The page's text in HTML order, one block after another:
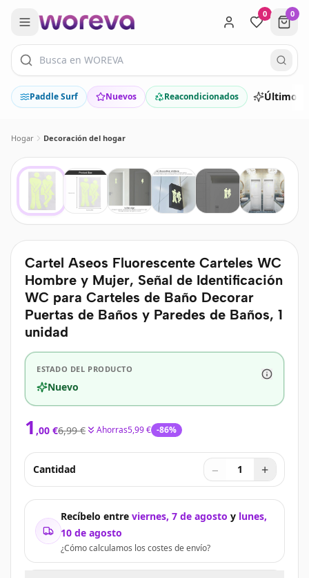
0 0
Paddle Surf Nuevos Reacondicionados Últimos
Hogar Decoración del hogar
Cartel Aseos Fluorescente Carteles WC
Hombre y Mujer, Señal de Identificación
WC para Carteles de Baño Decorar
Puertas de Baños y Paredes de Baños, 1
unidad
ESTADO DEL PRODUCTO
Nuevo
1 ,00 €6,99 € Ahorras5,99 € -86%
Cantidad − 1 +
Recíbelo entre viernes, 7 de agosto y lunes,
10 de agosto
¿Cómo calculamos los costes de envío?